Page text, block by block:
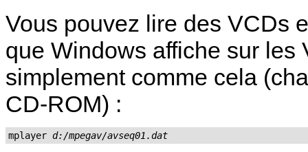
Vous pouvez lire des VCDs
que Windows affiche sur les
simplement comme cela
CD-ROM) :
mplayer d:/mpegav/avseq01.dat